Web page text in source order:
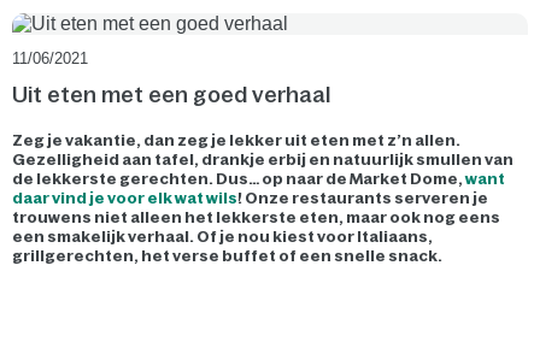
11/06/2021
Uit eten met een goed verhaal
Zeg je vakantie, dan zeg je lekker uit eten met z’n allen.
Gezelligheid aan tafel, drankje erbij en natuurlijk smullen van
de lekkerste gerechten. Dus… op naar de Market Dome,want
daar vind je voor elk wat wils! Onze restaurants serveren je
trouwens niet alleen het lekkerste eten, maar ook nog eens
een smakelijk verhaal. Of je nou kiest voor Italiaans,
grillgerechten, het verse buffet of een snelle snack.